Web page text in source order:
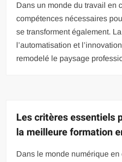
Dans un monde du travail en
compétences nécessaires
se transforment également.
l’automatisation et
remodelé le paysage
Les critères essentiels
la meilleure formation
Dans le monde numérique